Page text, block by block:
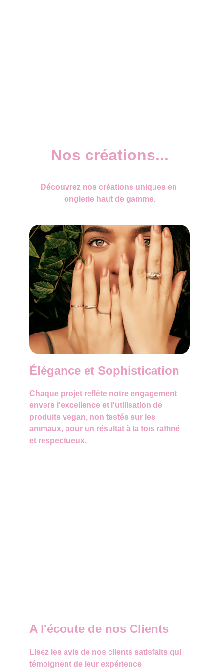
Nos créations...
Découvrez nos créations uniques en
onglerie haut de gamme.
Élégance et Sophistication
Chaque projet reflète notre engagement
envers l'excellence et l'utilisation de
produits vegan, non testés sur les
animaux, pour un résultat à la fois raffiné
et respectueux.
A l'écoute de nos Clients
Lisez les avis de nos clients satisfaits qui
témoignent de leur expérience